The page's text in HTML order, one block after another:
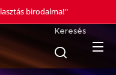
birodalma!"
Keresés